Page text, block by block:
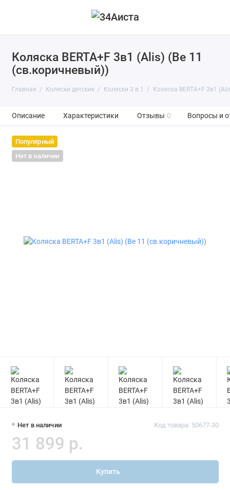
Коляска BERTA+F 3в1 (Alis) (Be 11
(св.коричневый))
Главная Коляски детские Коляски 3 в 1 Коляска BERTA+F 3в1
Описание Характеристики Отзывы 0 Вопросы и
Популярный
Нет в наличии
Нет в наличии Код товара: 50677-30
31 899 р.
Купить